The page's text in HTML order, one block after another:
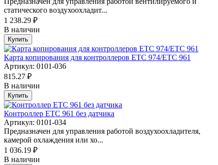
статического воздухоохладит...
1 238.29 ₽
В наличии
Купить
Карта копирования для контроллеров ETC 974/ETC 961
Артикул: 0101-036
815.27 ₽
В наличии
Купить
Контроллер ETC 961 без датчика
Артикул: 0101-034
Предназначен для управления работой воздухоохладителя,
камерой охлаждения или хо...
1 036.19 ₽
В наличии